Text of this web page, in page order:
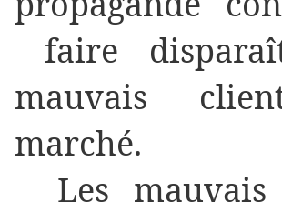
faire
mauvais
marché.
Les